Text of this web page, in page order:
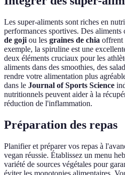
Les super-aliments sont riches en
performances sportives. Des aliments
de goji ou les graines de chia offrent
exemple, la spiruline est une
deux éléments cruciaux pour les
aliments dans des smoothies, des
rendre votre alimentation plus
dans le Journal of Sports Science
nutritionnels peuvent aider à la
réduction de l'inflammation.
Préparation des repas
Planifier et préparer vos repas à
vegan réussie. Établissez un menu
variété de sources végétales pour
éviter les monotonies alimentaires.